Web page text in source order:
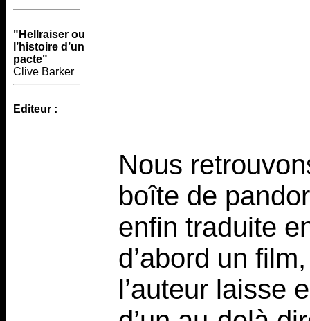
"Hellraiser ou
l’histoire d’un
pacte"
Clive Barker
Editeur :
Nous
boîte de
enfin traduite
d’abord un
l’auteur laisse